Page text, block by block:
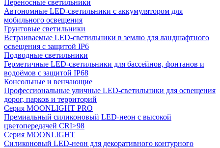
Переносные светильники
Автономные LED-светильники с аккумулятором для
мобильного освещения
Грунтовые светильники
Встраиваемые LED-светильники в землю для ландшафтного
освещения с защитой IP6
Подводные светильники
Герметичные LED-светильники для бассейнов, фонтанов и
водоёмов с защитой IP68
Консольные и венчающие
Профессиональные уличные LED-светильники для освещения
дорог, парков и территорий
Серия MOONLIGHT PRO
Премиальный силиконовый LED-неон с высокой
цветопередачей CRI>98
Серия MOONLIGHT
Силиконовый LED-неон для декоративного контурного